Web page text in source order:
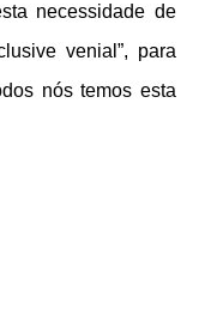
necessidade de
venial”, para
nós temos esta